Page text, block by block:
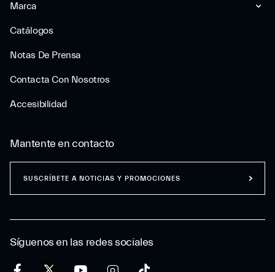
Marca
Catálogos
Notas De Prensa
Contacta Con Nosotros
Accesibilidad
Síguenos en las redes sociales
Mantente en contacto
SUSCRÍBETE A NOTICIAS Y PROMOCIONES